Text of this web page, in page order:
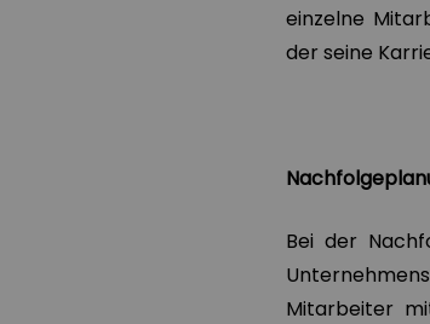
einzelne
der seine
Bei der
Mitarbeiter